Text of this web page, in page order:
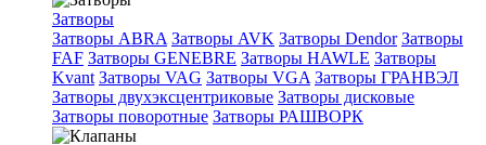
Затворы
Затворы ABRA Затворы AVK Затворы Dendor Затворы
FAF Затворы GENEBRE Затворы HAWLE Затворы
Kvant Затворы VAG Затворы VGA Затворы ГРАНВЭЛ
Затворы двухэксцентриковые Затворы дисковые
Затворы поворотные Затворы РАШВОРК